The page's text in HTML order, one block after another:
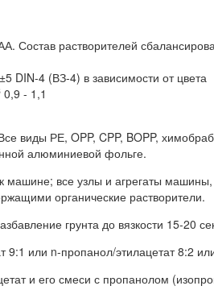
Состав растворителей
DIN-4 (ВЗ-4) в зависимости от цвета
0,9 - 1,1
виды РЕ, OPP, CPP, BOPP,
алюминиевой фольге.
машине; все узлы и агрегаты
органические растворители.
грунта до вязкости 15-20
9:1 или n-пропанол/этилацетат 8:2
и его смеси с пропанолом